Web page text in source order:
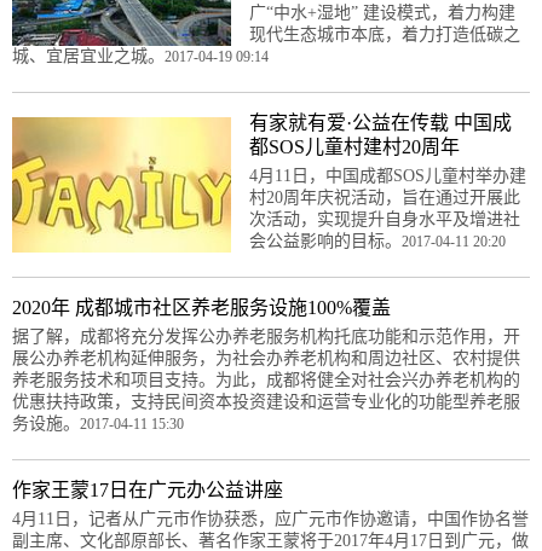
广“中水+湿地” 建设模式，着力构建
现代生态城市本底，着力打造低碳之
城、宜居宜业之城。 2017-04-19 09:14
有家就有爱·公益在传载 中国成
都SOS儿童村建村20周年
4月11日，中国成都SOS儿童村举办建
村20周年庆祝活动，旨在通过开展此
次活动，实现提升自身水平及增进社
会公益影响的目标。 2017-04-11 20:20
2020年 成都城市社区养老服务设施100%覆盖
据了解，成都将充分发挥公办养老服务机构托底功能和示范作用，开
展公办养老机构延伸服务，为社会办养老机构和周边社区、农村提供
养老服务技术和项目支持。为此，成都将健全对社会兴办养老机构的
优惠扶持政策，支持民间资本投资建设和运营专业化的功能型养老服
务设施。 2017-04-11 15:30
作家王蒙17日在广元办公益讲座
4月11日，记者从广元市作协获悉，应广元市作协邀请，中国作协名誉
副主席、文化部原部长、著名作家王蒙将于2017年4月17日到广元，做